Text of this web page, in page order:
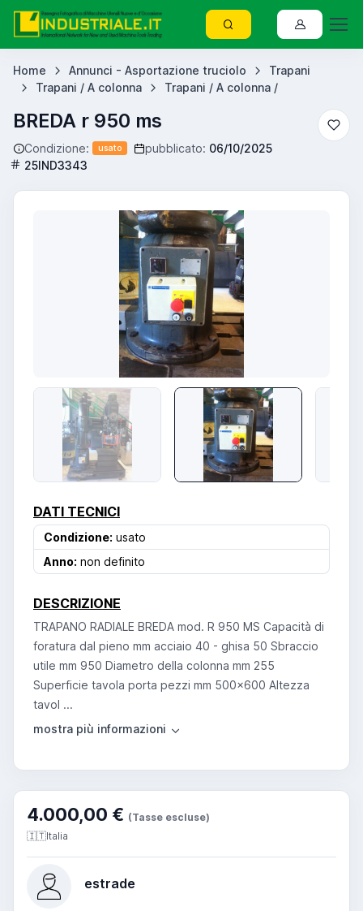
Home Annunci - Asportazione truciolo
Trapani
Trapani / A colonna
Trapani / A colonna /
BREDA r 950 ms
Condizione: usato pubblicato: 06/10/2025
25IND3343
DATI TECNICI
Condizione: usato
Anno: non definito
DESCRIZIONE
TRAPANO RADIALE BREDA mod. R 950 MS Capacità di
foratura dal pieno mm acciaio 40 - ghisa 50 Sbraccio
utile mm 950 Diametro della colonna mm 255
Superficie tavola porta pezzi mm 500x600 Altezza
tavol ...
4.000,00 € (Tasse escluse)
🇮🇹Italia
estrade